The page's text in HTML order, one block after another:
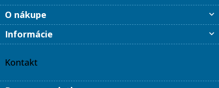
Z
ä
O nákupe
Informácie
Kontakt